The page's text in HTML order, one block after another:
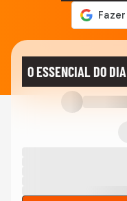
O ESSENCIAL DO DIA